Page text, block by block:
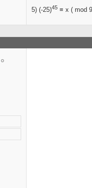
5) (-25)45 ≡ x ( mod